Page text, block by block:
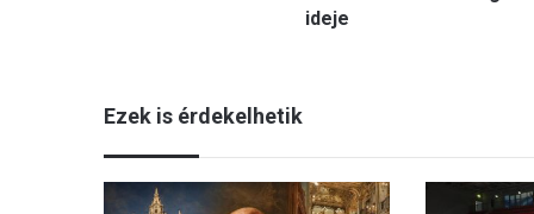
e
ideje
Ezek is érdekelhetik